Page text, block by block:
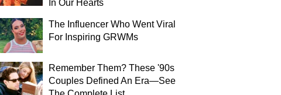
In Our Hearts
The Influencer Who Went Viral
For Inspiring GRWMs
Remember Them? These '90s
Couples Defined An Era—See